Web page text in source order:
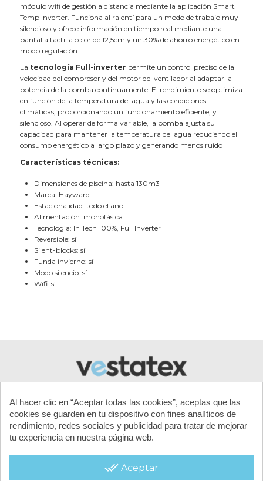
módulo wifi de gestión a distancia mediante la aplicación Smart
Temp Inverter. Funciona al ralentí para un modo de trabajo muy
silencioso y ofrece información en tiempo real mediante una
pantalla táctil a color de 12,5cm y un 30% de ahorro energético en
modo regulación.
La tecnología Full-inverter permite un control preciso de la
velocidad del compresor y del motor del ventilador al adaptar la
potencia de la bomba continuamente. El rendimiento se optimiza
en función de la temperatura del agua y las condiciones
climáticas, proporcionando un funcionamiento eficiente, y
silencioso. Al operar de forma variable, la bomba ajusta su
capacidad para mantener la temperatura del agua reduciendo el
consumo energético a largo plazo y generando menos ruido
Características técnicas:
Dimensiones de piscina: hasta 130m3
Marca: Hayward
Estacionalidad: todo el año
Alimentación: monofásica
Tecnología: In Tech 100%, Full Inverter
Reversible: sí
Silent-blocks: sí
Funda invierno: sí
Modo silencio: sí
Wifi: sí
CONTACTA CON NOSOTROS
Al hacer clic en “Aceptar todas las cookies”, aceptas que las
cookies se guarden en tu dispositivo con fines analíticos de
rendimiento, redes sociales y publicidad para tratar de mejorar
tu experiencia en nuestra página web.
done_all Aceptar